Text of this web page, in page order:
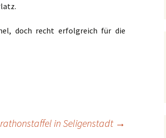
doch recht erfolgreich für die
in Seligenstadt →